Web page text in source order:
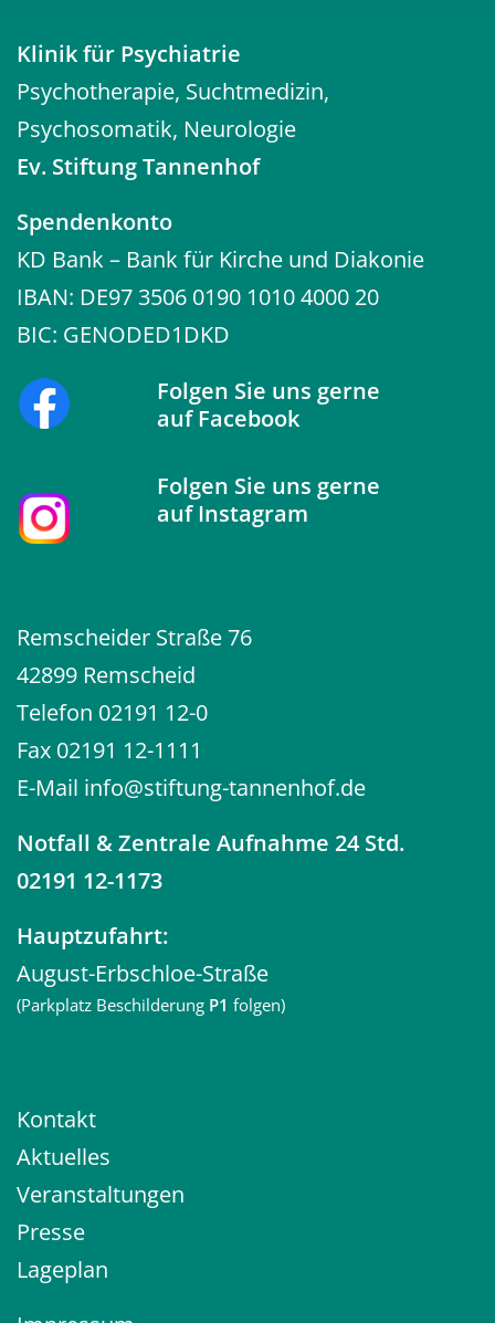
Klinik für Psychiatrie
Psychotherapie, Suchtmedizin,
Psychosomatik, Neurologie
Ev. Stiftung Tannenhof
Spendenkonto
KD Bank – Bank für Kirche und Diakonie
IBAN: DE97 3506 0190 1010 4000 20
BIC: GENODED1DKD
Folgen Sie uns gerne
aufFacebook
Folgen Sie uns gerne
aufInstagram
Remscheider Straße 76
42899 Remscheid
Telefon 02191 12-0
Fax 02191 12-1111
E-Mail info@stiftung-tannenhof.de
Notfall & Zentrale Aufnahme 24 Std.
02191 12-1173
Hauptzufahrt:
August-Erbschloe-Straße
(Parkplatz Beschilderung P1 folgen)
Kontakt
Aktuelles
Veranstaltungen
Presse
Lageplan